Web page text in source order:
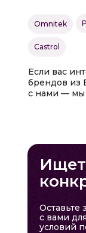
Если вас
брендов из
с нами — мы
Omnitek
Castrol
Оставьте
с вами
условий